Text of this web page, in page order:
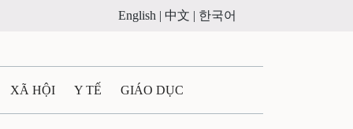
English | 中文 | 한국어
XÃ HỘI Y TẾ GIÁO DỤC